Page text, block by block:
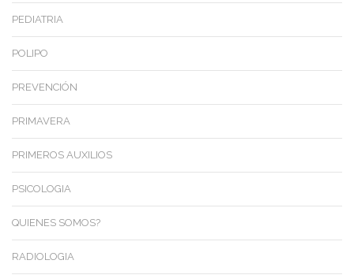
PEDIATRIA
POLIPO
PREVENCIÓN
PRIMAVERA
PRIMEROS AUXILIOS
PSICOLOGIA
QUIENES SOMOS?
RADIOLOGIA